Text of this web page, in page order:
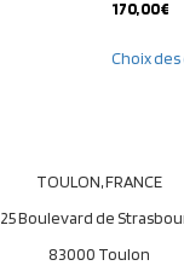
170,00€
Choix
TOULON, FRANCE
25 Boulevard de
83000 Toulon